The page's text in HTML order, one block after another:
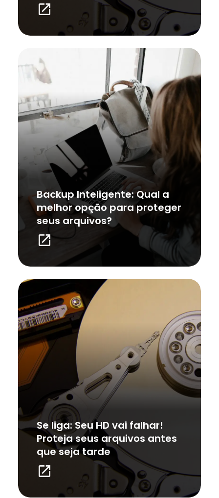
launch
Backup Inteligente: Qual a
melhor opção para proteger
seus arquivos?
launch
Se liga: Seu HD vai falhar!
Proteja seus arquivos antes
que seja tarde
launch